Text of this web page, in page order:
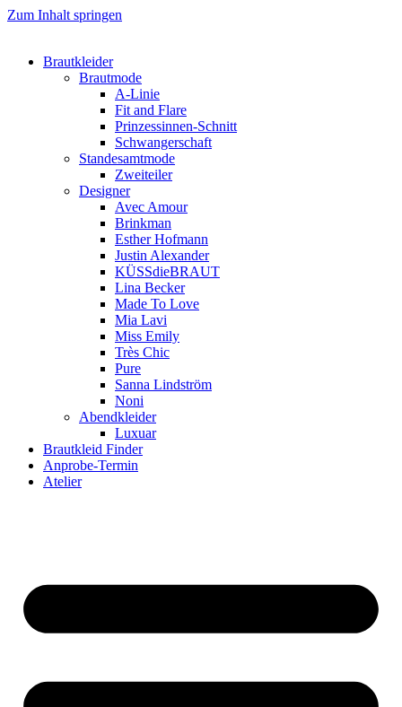
Zum Inhalt springen
Brautkleider
Brautmode
A-Linie
Fit and Flare
Prinzessinnen-Schnitt
Schwangerschaft
Standesamtmode
Zweiteiler
Designer
Avec Amour
Brinkman
Esther Hofmann
Justin Alexander
KÜSSdieBRAUT
Lina Becker
Made To Love
Mia Lavi
Miss Emily
Très Chic
Pure
Sanna Lindström
Noni
Abendkleider
Luxuar
Brautkleid Finder
Anprobe-Termin
Atelier